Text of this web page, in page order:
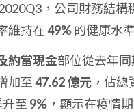
，公司財務結構
維持在49%的健康水
約當現金部位從去年
加至 47.62 億元 ，佔
升至 9% ，顯示在疫情